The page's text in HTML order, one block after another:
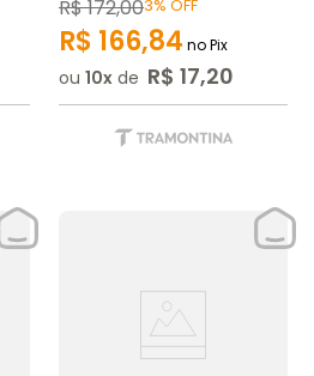
R$172,003% OFF
R$ 166,84 no Pix
ou 10 de R$ 17,20